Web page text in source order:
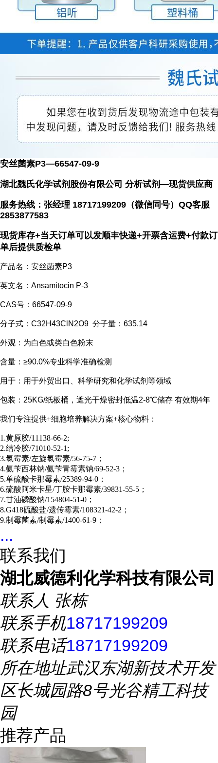
安丝菌素P3—66547-09-9
湖北魏氏化学试剂股份有限公司 分析试剂—现货供应商
服务热线：张经理 18717199209（微信同号）QQ客服
2853877583
现货库存+当天订单可以发顺丰快递+开票含运费+付款订
单后提供质检单
产品名：安丝菌素P3
英文名：Ansamitocin P-3
CAS号：66547-09-9
分子式：C32H43ClN2O9 分子量：635.14
外观：为白色或类白色粉末
含量：≥90.0%专业科学准确检测
用于：用于外贸出口、科学研究和化学试剂等领域
包装：25KG/纸板桶，遮光干燥密封低温2-8℃储存 有效期4年
我们专注提供+细胞培养解决方案+核心物料：
1.黄原胶/11138-66-2;
2.结冷胶/71010-52-1;
3.氯霉素/左旋氯霉素/56-75-7；
4.氨苄西林钠/氨苄青霉素钠/69-52-3；
5.单硫酸卡那霉素/25389-94-0；
6.硫酸阿米卡星/丁胺卡那霉素/39831-55-5；
7.甘油磷酸钠/154804-51-0；
8.G418硫酸盐/遗传霉素/108321-42-2；
9.制霉菌素/制霉素/1400-61-9；
...
联系我们
湖北威德利化学科技有限公司
联系人 张栋
联系手机18717199209
联系电话18717199209
所在地址武汉东湖新技术开发
区长城园路8号光谷精工科技
园
推荐产品